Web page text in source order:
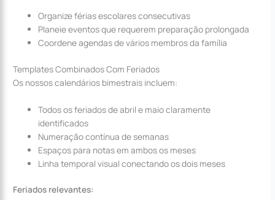
Organize férias escolares consecutivas
Planeie eventos que requerem preparação prolongada
Coordene agendas de vários membros da família
Templates Combinados Com Feriados
Os nossos calendários bimestrais incluem:
Todos os feriados de abril e maio claramente
identificados
Numeração contínua de semanas
Espaços para notas em ambos os meses
Linha temporal visual conectando os dois meses
Feriados relevantes: